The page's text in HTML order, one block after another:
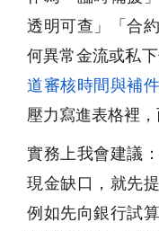
透明可查」「合
何異常金流或私
道審核時間與補
壓力寫進表格裡，
實務上我會建議
現金缺口，就先
例如先向銀行試